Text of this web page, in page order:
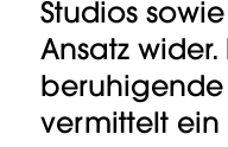
Studios
Ansatz
vermittelt ein